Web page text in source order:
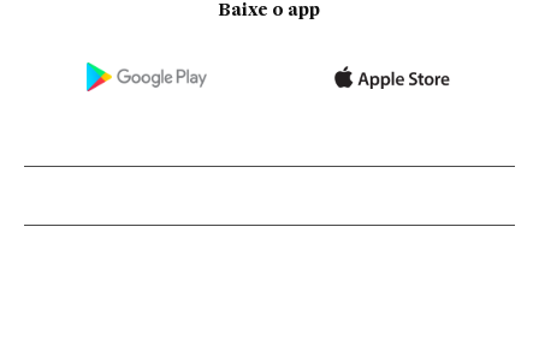
Baixe o app